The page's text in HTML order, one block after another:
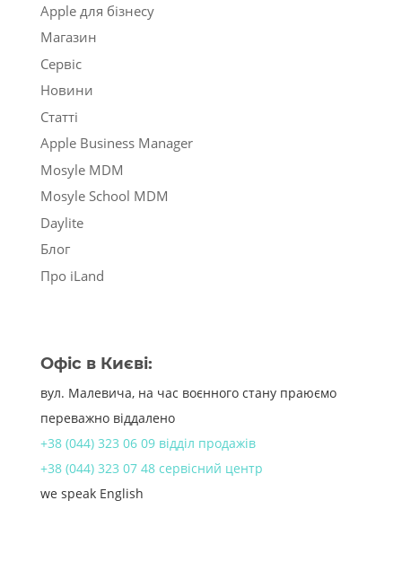
Apple для бізнесу
Магазин
Сервіс
Новини
Статті
Apple Business Manager
Mosyle MDM
Mosyle School MDM
Daylite
Блог
Про iLand
Офіс в Києві:
вул. Малевича, на час воєнного стану праюємо
переважно віддалено
+38 (044) 323 06 09 відділ продажів
+38 (044) 323 07 48 сервісний центр
we speak English